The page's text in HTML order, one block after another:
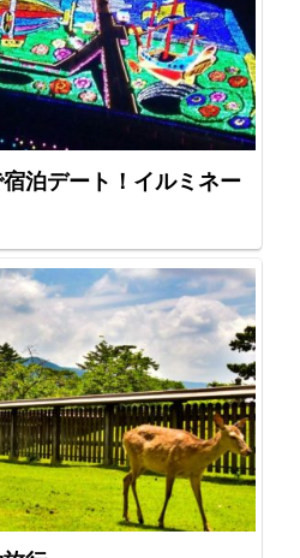
泊デート！イルミネー